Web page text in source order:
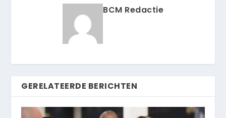
BCM Redactie
GERELATEERDE BERICHTEN